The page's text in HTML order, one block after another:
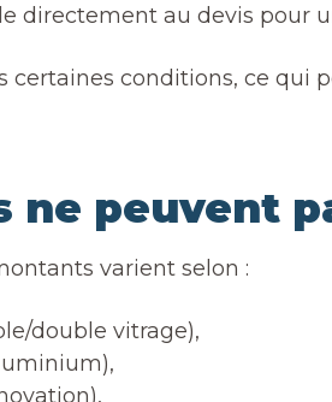
directement au devis pour
certaines conditions, ce
ne peuvent
varient selon :
double vitrage),